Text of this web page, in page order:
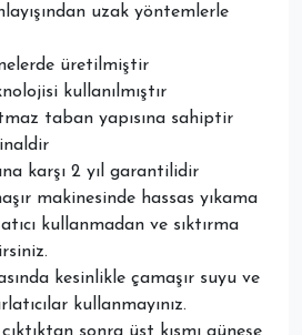
uzak yöntemlerle
üretilmiştir
kullanılmıştır
taban yapısına sahiptir
karşı 2 yıl garantilidir
makinesinde hassas yıkama
kullanmadan ve sıktırma
kesinlikle çamaşır suyu ve
kullanmayınız.
sonra üst kısmı güneşe